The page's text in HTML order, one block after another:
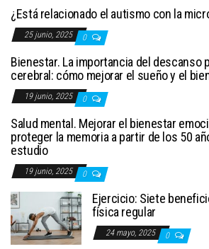
¿Está relacionado el autismo con la
25 junio, 2025 0
Bienestar. La importancia del descanso
cerebral: cómo mejorar el sueño y el
19 junio, 2025 0
Salud mental. Mejorar el bienestar
proteger la memoria a partir de los 50
estudio
19 junio, 2025 0
Ejercicio: Siete
física regular
24 mayo, 2025 0